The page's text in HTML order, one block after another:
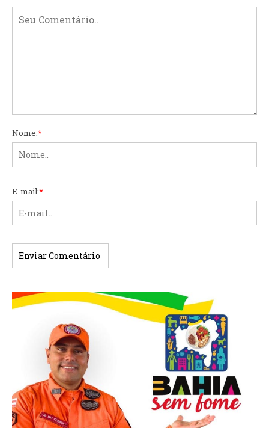
Nome:*
E-mail:*